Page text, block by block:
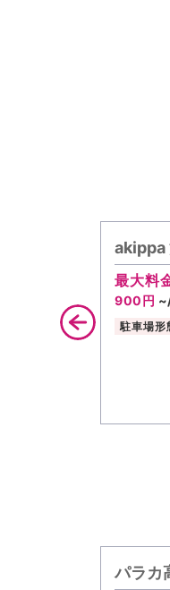
akippa
最大料
900円
駐車場形
パラカ